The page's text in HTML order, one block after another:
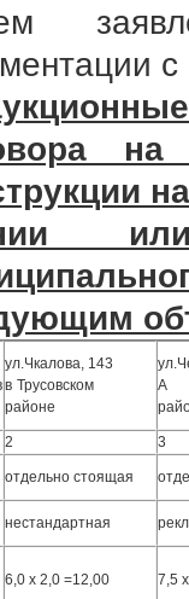
на
ул.Чкалова, 143
в Трусовском
районе
А
2
3
отдельно стоящая
нестандартная
6,0 х 2,0 =12,00 7,5